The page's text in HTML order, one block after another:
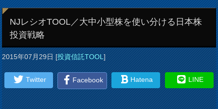
NJレシオTOOL／大中小型株を使い分ける日本株
投資戦略
2015年07月29日[投資信託TOOL]
Twitter Facebook Hatena LINE